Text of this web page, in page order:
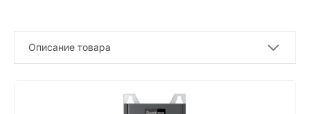
Описание товара